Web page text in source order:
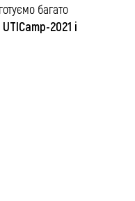
багато
2021 і